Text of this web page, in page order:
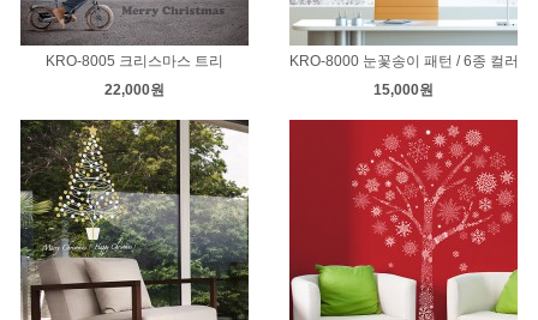
KRO-8005 크리스마스 트리
22,000원
KRO-8000 눈꽃송이 패턴 / 6종 컬러
15,000원